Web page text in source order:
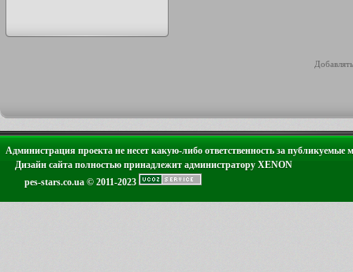
Администрация проекта не несет какую-либо ответственность за публикуемые
Дизайн сайта полностью принадлежит администратору XENON
pes-stars.co.ua © 2011-2023